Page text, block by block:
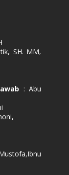
SH. MM,
: Abu